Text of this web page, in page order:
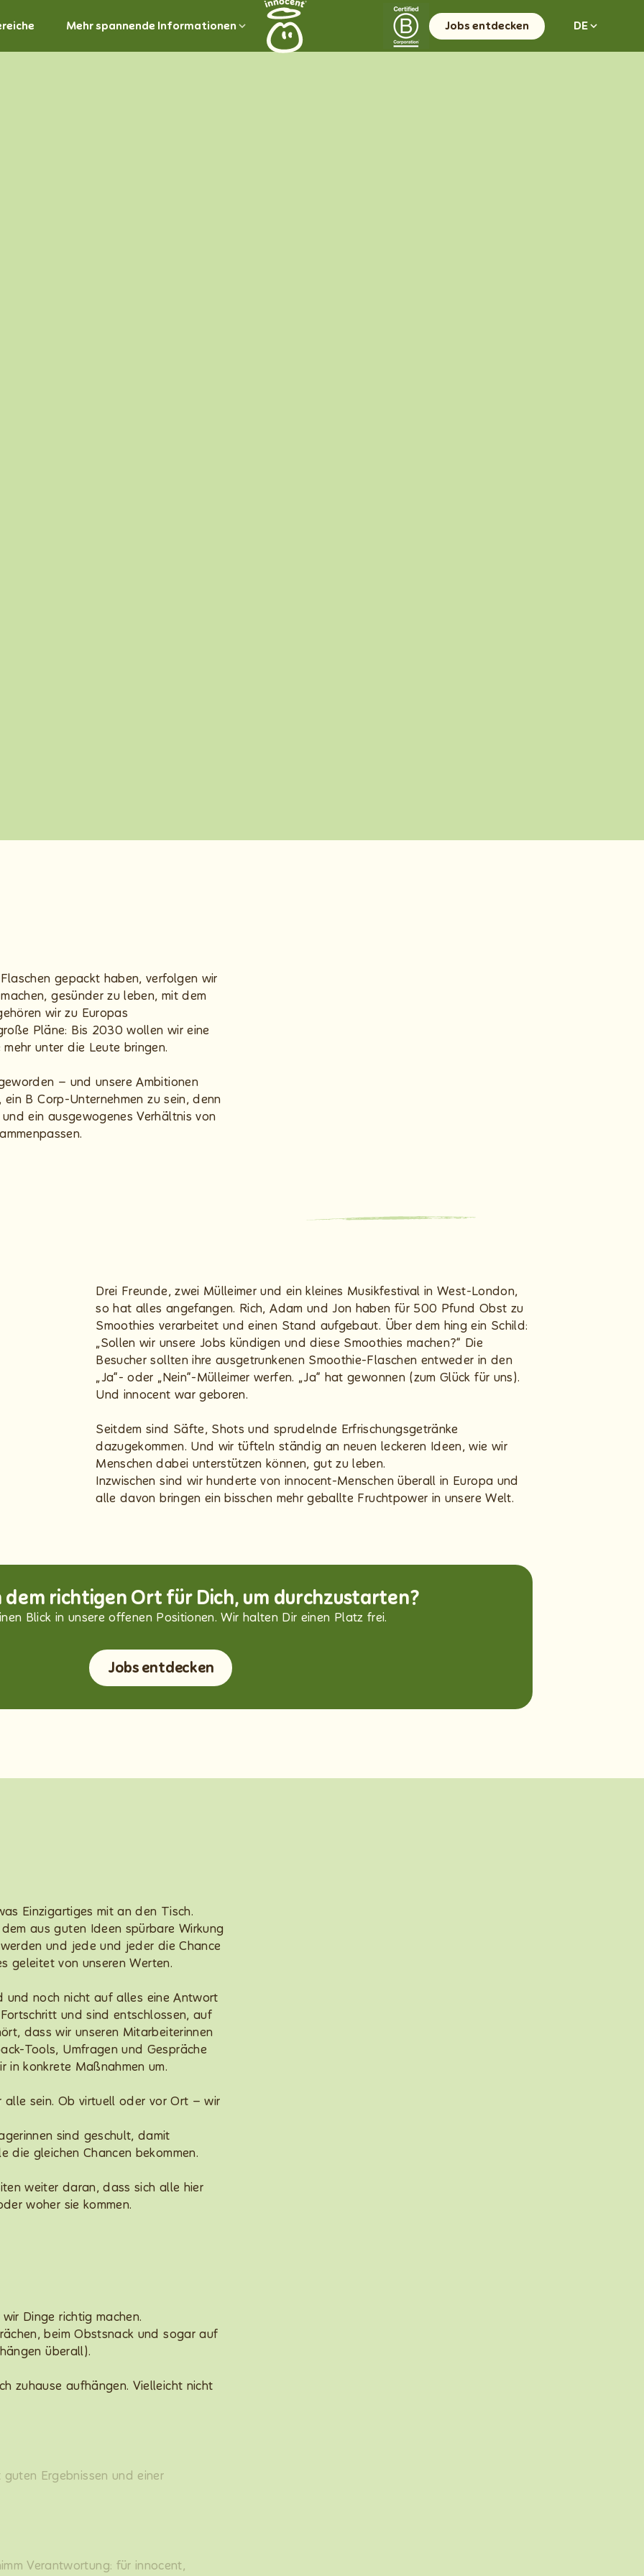
Mehr spannende Informationen Jobs entdecken DE
gepackt haben, verfolgen wir
gesünder zu leben, mit dem
wir zu Europas
Pläne: Bis 2030 wollen wir eine
unter die Leute bringen.
– und unsere Ambitionen
B Corp-Unternehmen zu sein, denn
ein ausgewogenes Verhältnis von
Drei Freunde, zwei Mülleimer und ein kleines Musikfestival in West-London,
so hat alles angefangen. Rich, Adam und Jon haben für 500 Pfund Obst zu
Smoothies verarbeitet und einen Stand aufgebaut. Über dem hing ein Schild:
„Sollen wir unsere Jobs kündigen und diese Smoothies machen?“ Die
Besucher sollten ihre ausgetrunkenen Smoothie-Flaschen entweder in den
„Ja“- oder „Nein“-Mülleimer werfen. „Ja“ hat gewonnen (zum Glück für uns).
Und innocent war geboren.
Seitdem sind Säfte, Shots und sprudelnde Erfrischungsgetränke
dazugekommen. Und wir tüfteln ständig an neuen leckeren Ideen, wie wir
Menschen dabei unterstützen können, gut zu leben.
Inzwischen sind wir hunderte von innocent-Menschen überall in Europa und
alle davon bringen ein bisschen mehr geballte Fruchtpower in unsere Welt.
dem richtigen Ort für Dich, um durchzustarten?
Blick in unsere offenen Positionen. Wir halten Dir einen Platz frei.
Jobs entdecken
Einzigartiges mit an den Tisch.
aus guten Ideen spürbare Wirkung
und jede und jeder die Chance
geleitet von unseren Werten.
und noch nicht auf alles eine Antwort
und sind entschlossen, auf
dass wir unseren Mitarbeiterinnen
Tools, Umfragen und Gespräche
in konkrete Maßnahmen um.
alle sein. Ob virtuell oder vor Ort – wir
sind geschult, damit
die gleichen Chancen bekommen.
weiter daran, dass sich alle hier
woher sie kommen.
Dinge richtig machen.
beim Obstsnack und sogar auf
überall).
zuhause aufhängen. Vielleicht nicht
Ergebnissen und einer
Verantwortung: für innocent,